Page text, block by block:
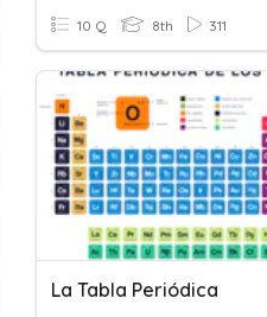
10 Q 8th 311
La Tabla Periódica